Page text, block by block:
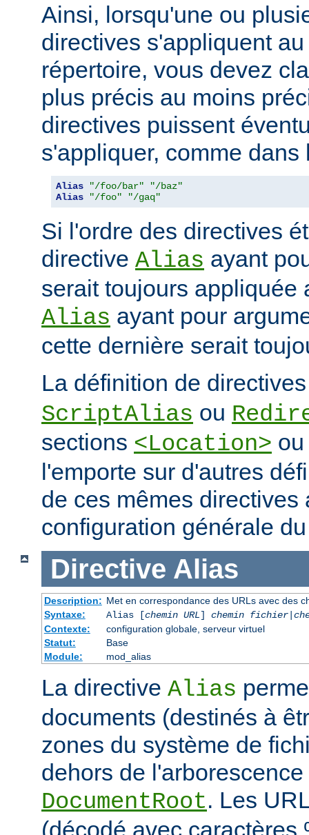
Ainsi, lorsqu'une ou
directives s'appliquent
répertoire, vous devez
plus précis au moins
directives puissent
s'appliquer, comme
Alias "/foo/bar"
"/baz"
Alias
"/foo" "/gaq"
Si l'ordre des directives
directive Alias ayant
serait toujours appliquée
Alias ayant pour
cette dernière serait
La définition de
ScriptAlias ou
sections <Location>
l'emporte sur d'autres
de ces mêmes directives
configuration générale
Directive Alias
Description: Met en correspondance des URLs avec des
Syntaxe:
Alias [chemin URL] chemin fichier|
Contexte:
configuration globale, serveur virtuel
Statut:
Base
Module:
mod_alias
La directive Alias
documents (destinés à
zones du système de
dehors de
DocumentRoot. Les
(décodé avec caractères